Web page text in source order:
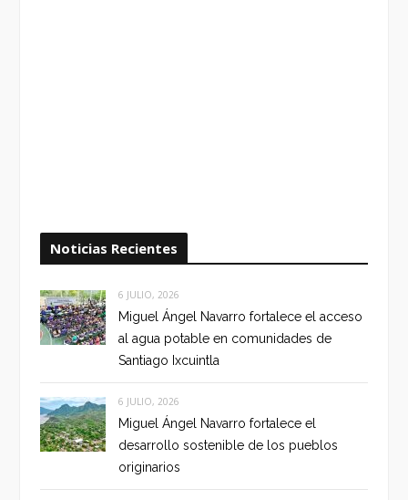
Noticias Recientes
6 JULIO, 2026
Miguel Ángel Navarro fortalece el acceso
al agua potable en comunidades de
Santiago Ixcuintla
6 JULIO, 2026
Miguel Ángel Navarro fortalece el
desarrollo sostenible de los pueblos
originarios